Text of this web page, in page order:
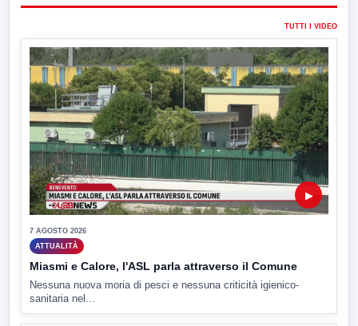
TUTTI I VIDEO
▶
7 AGOSTO 2026
ATTUALITÀ
Miasmi e Calore, l'ASL parla attraverso il Comune
Nessuna nuova moria di pesci e nessuna criticità igienico-
sanitaria nel...